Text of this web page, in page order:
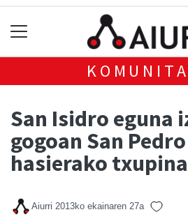
San Isidro eguna
gogoan San
hasierako
Aiurri 2013ko ekainaren 27a